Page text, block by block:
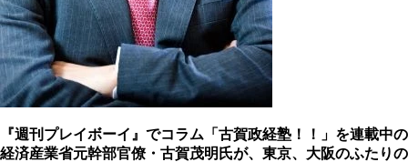
『週刊プレイボーイ』でコラム「古賀政経塾！！」を連載中の
経済産業省元幹部官僚・古賀茂明氏が、東京、大阪のふたりの